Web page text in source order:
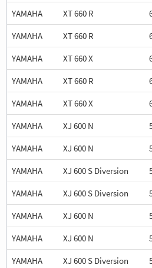
YAMAHA
XT 660 R
YAMAHA
XT 660 R
YAMAHA
XT 660 X
YAMAHA
XT 660 R
YAMAHA
XT 660 X
YAMAHA
XJ 600 N
YAMAHA
XJ 600 N
YAMAHA
XJ 600 S Diversion
YAMAHA
XJ 600 S Diversion
YAMAHA
XJ 600 N
YAMAHA
XJ 600 N
YAMAHA
XJ 600 S Diversion